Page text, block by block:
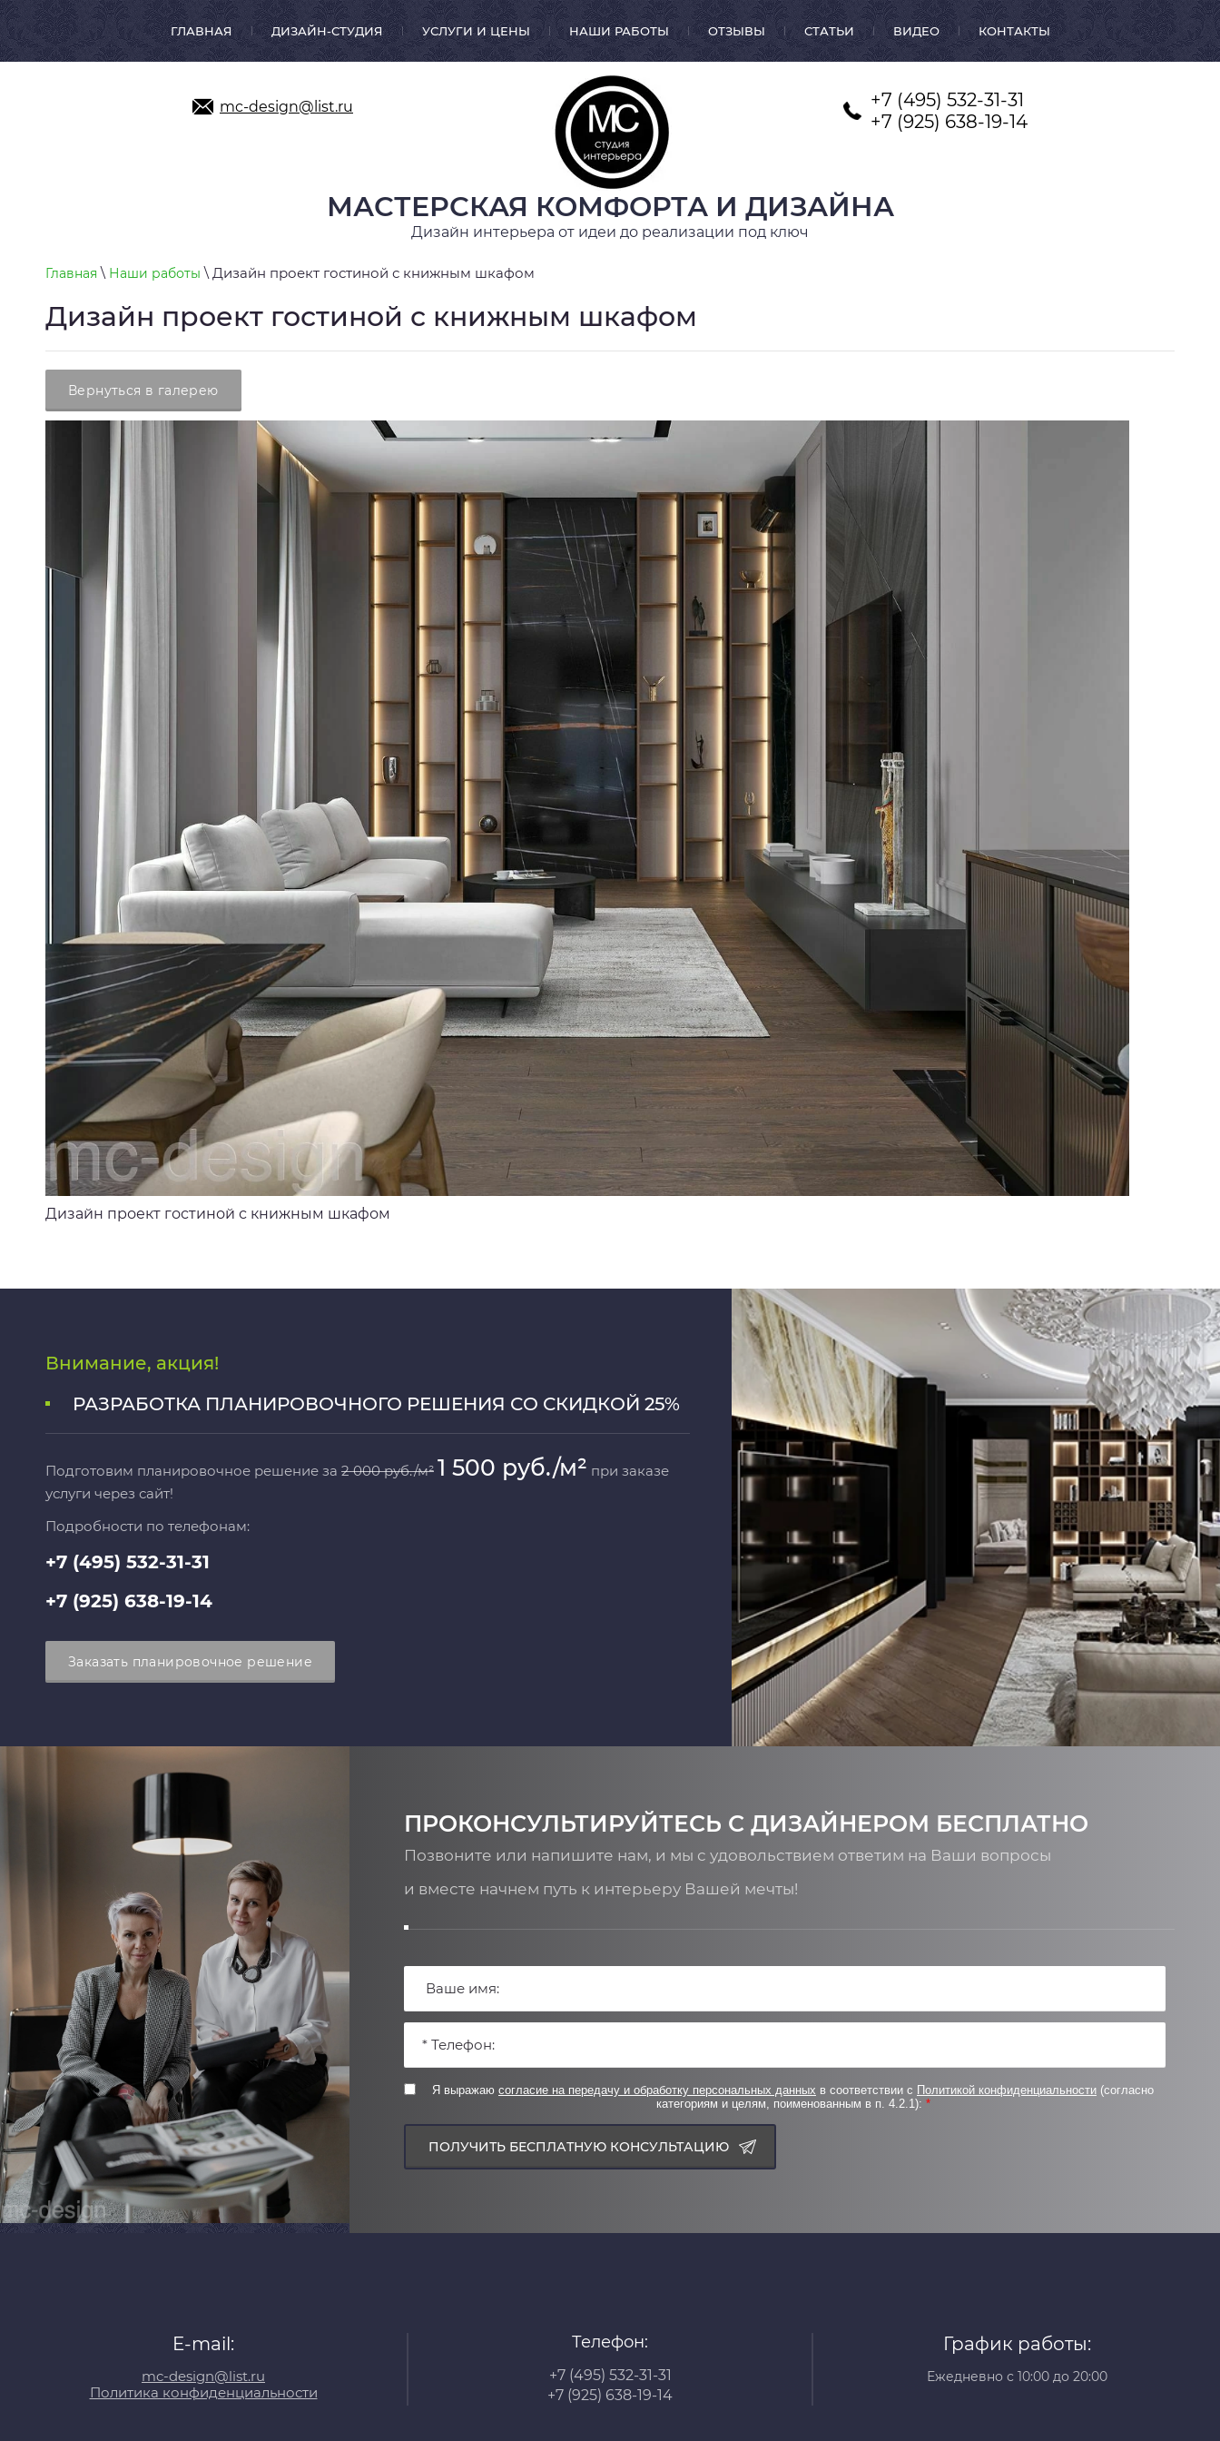
ГЛАВНАЯ ДИЗАЙН-СТУДИЯ УСЛУГИ И ЦЕНЫ НАШИ РАБОТЫ ОТЗЫВЫ СТАТЬИ ВИДЕО КОНТАКТЫ
mc-design@list.ru
+7 (495) 532-31-31
+7 (925) 638-19-14
МАСТЕРСКАЯ КОМФОРТА И ДИЗАЙНА
Дизайн интерьера от идеи до реализации под ключ
Главная \ Наши работы \ Дизайн проект гостиной с книжным шкафом
Дизайн проект гостиной с книжным шкафом
Вернуться в галерею
Дизайн проект гостиной с книжным шкафом
Внимание, акция!
РАЗРАБОТКА ПЛАНИРОВОЧНОГО РЕШЕНИЯ СО СКИДКОЙ 25%
Подготовим планировочное решение за 2 000 руб./м² 1 500 руб./м² при заказе
услуги через сайт!
Подробности по телефонам:
+7 (495) 532-31-31
+7 (925) 638-19-14
Заказать планировочное решение
ПРОКОНСУЛЬТИРУЙТЕСЬ С ДИЗАЙНЕРОМ БЕСПЛАТНО
Позвоните или напишите нам, и мы с удовольствием ответим на Ваши вопросы
и вместе начнем путь к интерьеру Вашей мечты!
Я выражаю согласие на передачу и обработку персональных данных в соответствии с Политикой конфиденциальности (согласно
категориям и целям, поименованным в п. 4.2.1): *
ПОЛУЧИТЬ БЕСПЛАТНУЮ КОНСУЛЬТАЦИЮ
E-mail:
mc-design@list.ru
Политика конфиденциальности
Телефон:
+7 (495) 532-31-31
+7 (925) 638-19-14
График работы:
Ежедневно с 10:00 до 20:00